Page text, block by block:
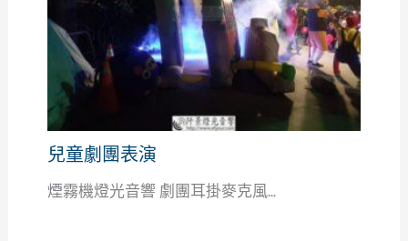
兒童劇團表演
煙霧機燈光音響 劇團耳掛麥克風...